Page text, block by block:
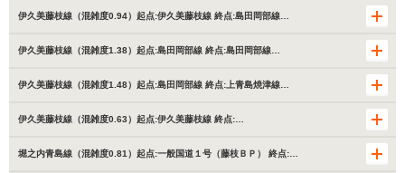
伊久美藤枝線（混雑度0.94）起点:伊久美藤枝線 終点:島田岡部線…
伊久美藤枝線（混雑度1.38）起点:島田岡部線 終点:島田岡部線…
伊久美藤枝線（混雑度1.48）起点:島田岡部線 終点:上青島焼津線…
伊久美藤枝線（混雑度0.63）起点:伊久美藤枝線 終点:…
堀之内青島線（混雑度0.81）起点:一般国道１号（藤枝ＢＰ） 終点:…